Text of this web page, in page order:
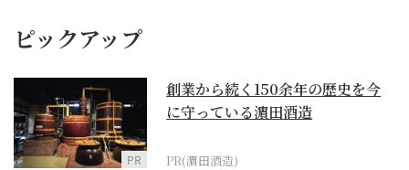
ピックアップ
PR
創業から続く150余年の歴史を今
に守っている濵田酒造
PR(濵田酒造)